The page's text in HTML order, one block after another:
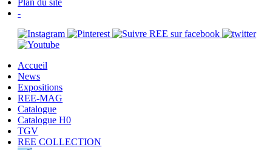
-
Accueil
News
Expositions
REE-MAG
Catalogue
Catalogue H0
TGV
REE COLLECTION